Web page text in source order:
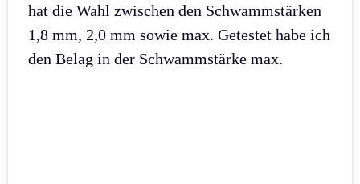
hat die Wahl zwischen den Schwammstärken
1,8 mm, 2,0 mm sowie max. Getestet habe ich
den Belag in der Schwammstärke max.